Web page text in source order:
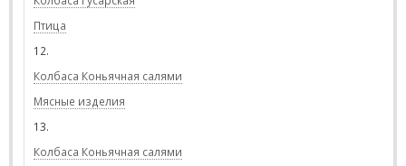
Птица
12.
Колбаса Коньячная салями
Мясные изделия
13.
Колбаса Коньячная салями